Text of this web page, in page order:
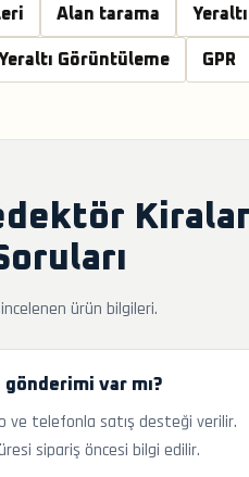
Alan tarama
Görüntüleme GPR
ürün bilgileri.
var mı?
ve telefonla satış desteği verilir.
sipariş öncesi bilgi edilir.